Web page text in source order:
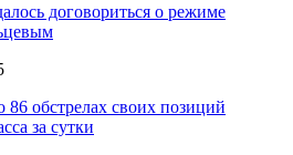
договориться о режиме
обстрелах своих позиций
за сутки